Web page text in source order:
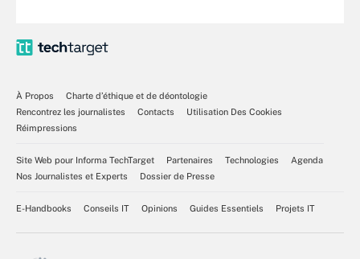
À Propos
Charte d’éthique et de déontologie
Rencontrez les journalistes
Contacts
Utilisation Des Cookies
Réimpressions
Site Web pour Informa TechTarget Partenaires Technologies
Agenda
Nos Journalistes et Experts
Dossier de Presse
E-Handbooks Conseils IT Opinions Guides Essentiels Projets IT